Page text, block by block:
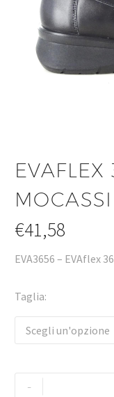
EVAFLEX
€41,58
EVA3656 – EVAflex
Taglia
Scegli un'opzione
-